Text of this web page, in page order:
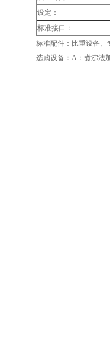
设定：
标准接口：
标准配件：比重设备、
选购设备：A：煮沸法